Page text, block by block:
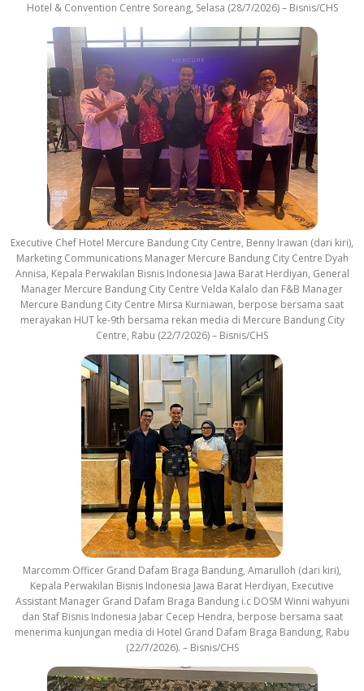
Hotel & Convention Centre Soreang, Selasa (28/7/2026) – Bisnis/CHS
Executive Chef Hotel Mercure Bandung City Centre, Benny Irawan (dari kiri),
Marketing Communications Manager Mercure Bandung City Centre Dyah
Annisa, Kepala Perwakilan Bisnis Indonesia Jawa Barat Herdiyan, General
Manager Mercure Bandung City Centre Velda Kalalo dan F&B Manager
Mercure Bandung City Centre Mirsa Kurniawan, berpose bersama saat
merayakan HUT ke-9th bersama rekan media di Mercure Bandung City
Centre, Rabu (22/7/2026) – Bisnis/CHS
Marcomm Officer Grand Dafam Braga Bandung, Amarulloh (dari kiri),
Kepala Perwakilan Bisnis Indonesia Jawa Barat Herdiyan, Executive
Assistant Manager Grand Dafam Braga Bandung i.c DOSM Winni wahyuni
dan Staf Bisnis Indonesia Jabar Cecep Hendra, berpose bersama saat
menerima kunjungan media di Hotel Grand Dafam Braga Bandung, Rabu
(22/7/2026). – Bisnis/CHS